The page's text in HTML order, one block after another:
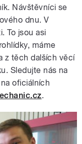
Návštěvníci se
dnu. V
To jsou asi
máme
z těch dalších věcí
Sledujte nás na
oficiálních
.